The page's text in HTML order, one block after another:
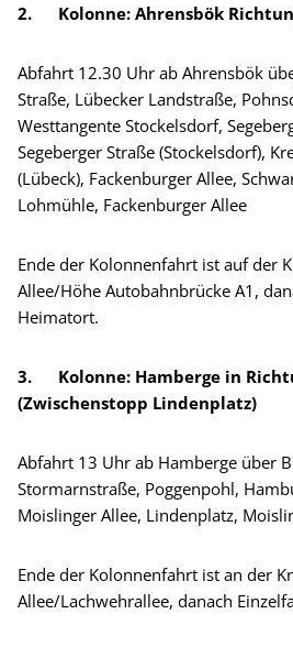
2. Kolonne: Ahrensbök
Abfahrt 12.30 Uhr ab Ahrensbök
Straße, Lübecker Landstraße,
Westtangente Stockelsdorf,
Segeberger Straße (Stockelsdorf),
(Lübeck), Fackenburger Allee,
Lohmühle, Fackenburger Allee
Ende der Kolonnenfahrt ist auf der
Allee/Höhe Autobahnbrücke A1,
Heimatort.
3. Kolonne: Hamberge in
(Zwischenstopp Lindenplatz)
Abfahrt 13 Uhr ab Hamberge über
Stormarnstraße, Poggenpohl,
Moislinger Allee, Lindenplatz,
Ende der Kolonnenfahrt ist an der
Allee/Lachwehrallee, danach